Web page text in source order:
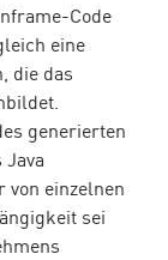
Code
eine
die das
generierten
Java
einzelnen
sei